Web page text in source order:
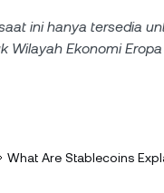
ini hanya tersedia
Wilayah Ekonomi Eropa
What Are Stablecoins